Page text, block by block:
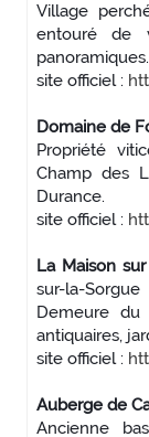
Village
entouré de
panoramiques.
site officiel :
Domaine de
Propriété
Champ des
Durance.
site officiel :
La Maison
sur-la-Sorgue
Demeure
antiquaires,
site officiel :
Auberge de
Ancienne